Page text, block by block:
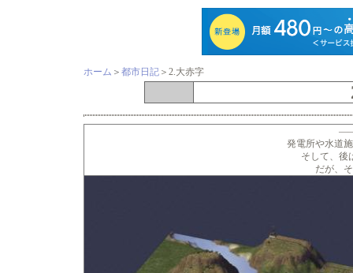
ホーム ＞ 都市日記＞2.大赤字
――
発電所や水道
そして、後
だが、